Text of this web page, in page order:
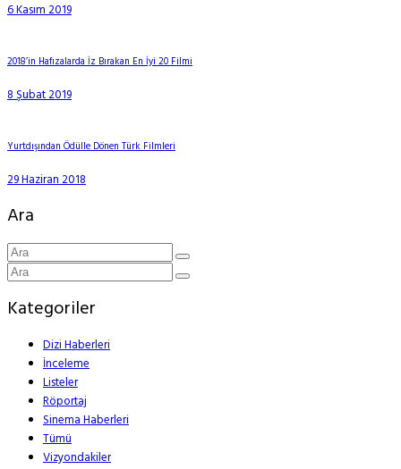
6 Kasım 2019
2018’in Hafızalarda İz Bırakan En İyi 20 Filmi
8 Şubat 2019
Yurtdışından Ödülle Dönen Türk Filmleri
29 Haziran 2018
Ara
Kategoriler
Dizi Haberleri
İnceleme
Listeler
Röportaj
Sinema Haberleri
Tümü
Vizyondakiler